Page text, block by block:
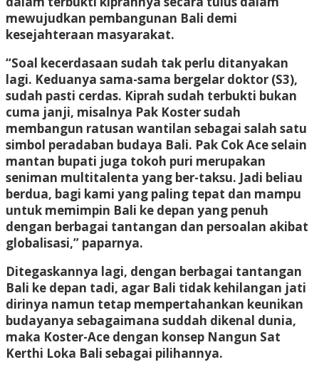
mewujudkan pembangunan Bali demi
kesejahteraan masyarakat.
“Soal kecerdasaan sudah tak perlu ditanyakan
lagi. Keduanya sama-sama bergelar doktor (S3),
sudah pasti cerdas. Kiprah sudah terbukti bukan
cuma janji, misalnya Pak Koster sudah
membangun ratusan wantilan sebagai salah satu
simbol peradaban budaya Bali. Pak Cok Ace selain
mantan bupati juga tokoh puri merupakan
seniman multitalenta yang ber-taksu. Jadi beliau
berdua, bagi kami yang paling tepat dan mampu
untuk memimpin Bali ke depan yang penuh
dengan berbagai tantangan dan persoalan akibat
globalisasi,” paparnya.
Ditegaskannya lagi, dengan berbagai tantangan
Bali ke depan tadi, agar Bali tidak kehilangan jati
dirinya namun tetap mempertahankan keunikan
budayanya sebagaimana suddah dikenal dunia,
maka Koster-Ace dengan konsep Nangun Sat
Kerthi Loka Bali sebagai pilihannya.